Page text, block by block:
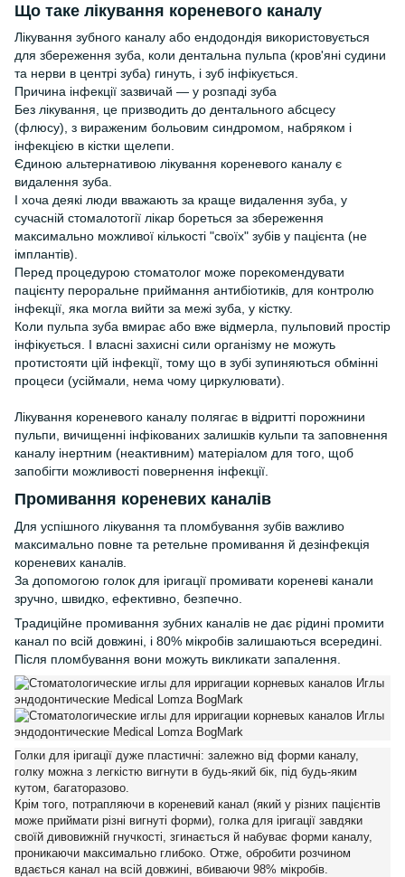
Що таке лікування кореневого каналу
Лікування зубного каналу або ендодондія використовується
для збереження зуба, коли дентальна пульпа (кров'яні судини
та нерви в центрі зуба) гинуть, і зуб інфікується.
Причина інфекції зазвичай — у розпаді зуба
Без лікування, це призводить до дентального абсцесу
(флюсу), з вираженим больовим синдромом, набряком і
інфекцією в кістки щелепи.
Єдиною альтернативою лікування кореневого каналу є
видалення зуба.
І хоча деякі люди вважають за краще видалення зуба, у
сучасній стомалотогії лікар бореться за збереження
максимально можливої кількості "своїх" зубів у пацієнта (не
імплантів).
Перед процедурою стоматолог може порекомендувати
пацієнту пероральне приймання антибіотиків, для контролю
інфекції, яка могла вийти за межі зуба, у кістку.
Коли пульпа зуба вмирає або вже відмерла, пульповий простір
інфікується. І власні захисні сили організму не можуть
протистояти цій інфекції, тому що в зубі зупиняються обмінні
процеси (усіймали, нема чому циркулювати).
Лікування кореневого каналу полягає в відритті порожнини
пульпи, вичищенні інфікованих залишків кульпи та заповнення
каналу інертним (неактивним) матеріалом для того, щоб
запобігти можливості повернення інфекції.
Промивання кореневих каналів
Для успішного лікування та пломбування зубів важливо
максимально повне та ретельне промивання й дезінфекція
кореневих каналів.
За допомогою голок для іригації промивати кореневі канали
зручно, швидко, ефективно, безпечно.
Традиційне промивання зубних каналів не дає рідині промити
канал по всій довжині, і 80% мікробів залишаються всередині.
Після пломбування вони можуть викликати запалення.
Голки для іригації дуже пластичні: залежно від форми каналу,
голку можна з легкістю вигнути в будь-який бік, під будь-яким
кутом, багаторазово.
Крім того, потрапляючи в кореневий канал (який у різних пацієнтів
може приймати різні вигнуті форми), голка для іригації завдяки
своїй дивовижній гнучкості, згинається й набуває форми каналу,
проникаючи максимально глибоко. Отже, обробити розчином
вдається канал на всій довжині, вбиваючи 98% мікробів.